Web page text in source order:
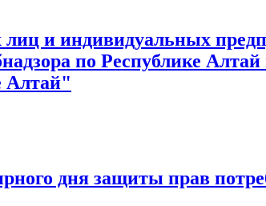
и индивидуальных
по Республике
Алтай"
дня защиты прав